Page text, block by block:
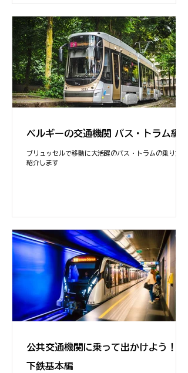
ベルギーの交通機関 バス・トラム編
ブリュッセルで移動に大活躍のバス・トラムの乗り方を
紹介します
公共交通機関に乗って出かけよう！地
下鉄基本編